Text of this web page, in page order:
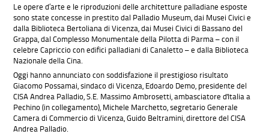
Le opere d’arte e le riproduzioni delle architetture palladiane esposte
sono state concesse in prestito dal Palladio Museum, dai Musei Civici e
dalla Biblioteca Bertoliana di Vicenza, dai Musei Civici di Bassano del
Grappa, dal Complesso Monumentale della Pilotta di Parma – con il
celebre Capriccio con edifici palladiani di Canaletto – e dalla Biblioteca
Nazionale della Cina.
Oggi hanno annunciato con soddisfazione il prestigioso risultato
Giacomo Possamai, sindaco di Vicenza, Edoardo Demo, presidente del
CISA Andrea Palladio, S.E. Massimo Ambrosetti, ambasciatore d'Italia a
Pechino (in collegamento), Michele Marchetto, segretario Generale
Camera di Commercio di Vicenza, Guido Beltramini, direttore del CISA
Andrea Palladio.